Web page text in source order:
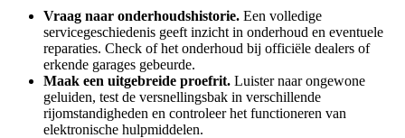
Vraag naar onderhoudshistorie. Een volledige
servicegeschiedenis geeft inzicht in onderhoud en eventuele
reparaties. Check of het onderhoud bij officiële dealers of
erkende garages gebeurde.
Maak een uitgebreide proefrit. Luister naar ongewone
geluiden, test de versnellingsbak in verschillende
rijomstandigheden en controleer het functioneren van
elektronische hulpmiddelen.